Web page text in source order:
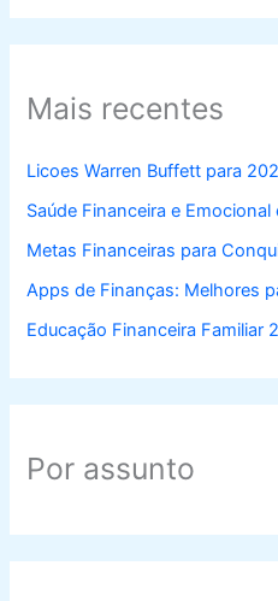
Mais recentes
Licoes Warren Buffett para
Saúde Financeira e Emocional
Metas Financeiras para
Apps de Finanças: Melhores
Educação Financeira Familiar
Por assunto